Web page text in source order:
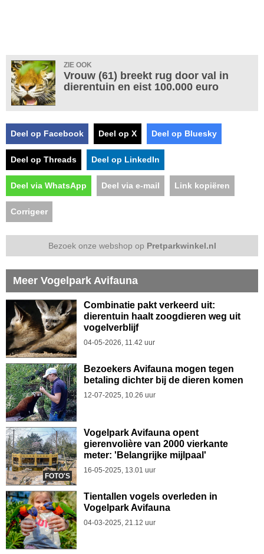
ZIE OOK
Vrouw (61) breekt rug door val in
dierentuin en eist 100.000 euro
Deel op Facebook Deel op X Deel op Bluesky
Deel op Threads Deel op LinkedIn
Deel via WhatsApp Deel via e-mail Link kopiëren
Corrigeer
Bezoek onze webshop op Pretparkwinkel.nl
Meer Vogelpark Avifauna
Combinatie pakt verkeerd uit:
dierentuin haalt zoogdieren weg uit
vogelverblijf
04-05-2026, 11.42 uur
Bezoekers Avifauna mogen tegen
betaling dichter bij de dieren komen
12-07-2025, 10.26 uur
FOTO'S
Vogelpark Avifauna opent
gierenvolière van 2000 vierkante
meter: 'Belangrijke mijlpaal'
16-05-2025, 13.01 uur
Tientallen vogels overleden in
Vogelpark Avifauna
04-03-2025, 21.12 uur